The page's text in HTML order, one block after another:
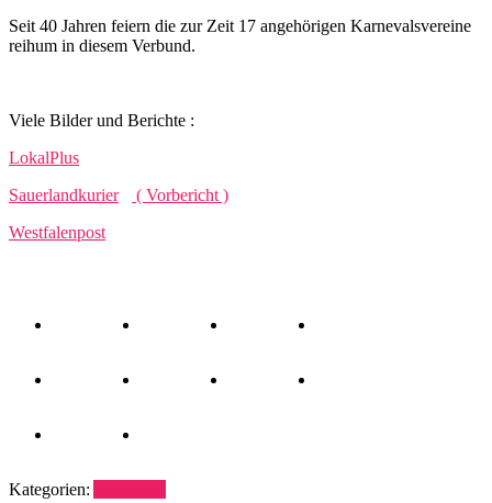
Seit 40 Jahren feiern die zur Zeit 17 angehörigen Karnevalsvereine
reihum in diesem Verbund.
Viele Bilder und Berichte :
LokalPlus
Sauerlandkurier
( Vorbericht )
Westfalenpost
Kategorien: